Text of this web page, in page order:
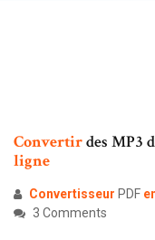
Convertirdes MP3
ligne
Convertisseur PDF
3 Comments